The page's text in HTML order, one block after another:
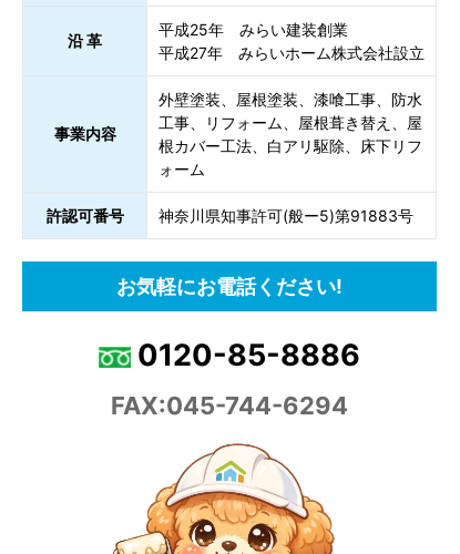
沿 革
平成25年 みらい建装創業
平成27年 みらいホーム株式会社設立
事業内容
外壁塗装、屋根塗装、漆喰工事、防水
工事、リフォーム、屋根葺き替え、屋
根カバー工法、白アリ駆除、床下リフ
ォーム
許認可番号 神奈川県知事許可(般ー5)第91883号
お気軽にお電話ください!
0120-85-8886
FAX:045-744-6294